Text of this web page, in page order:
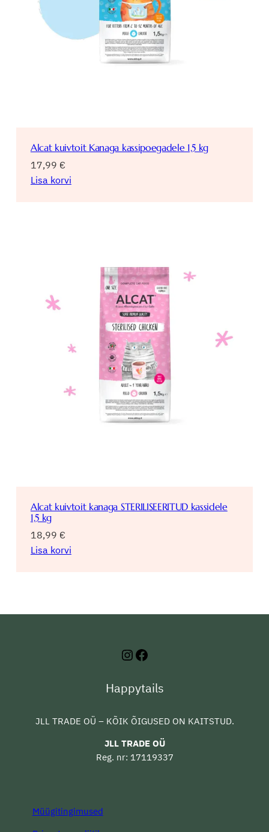
Alcat kuivtoit Kanaga kassipoegadele 1,5 kg
17,99 €
Lisa korvi
Alcat kuivtoit kanaga STERILISEERITUD kassidele
1,5 kg
18,99 €
Lisa korvi
Instagram
Facebook
Happytails
JLL TRADE OÜ – KÕIK ÕIGUSED ON KAITSTUD.
JLL TRADE OÜ
Reg. nr: 17119337
Müügitingimused